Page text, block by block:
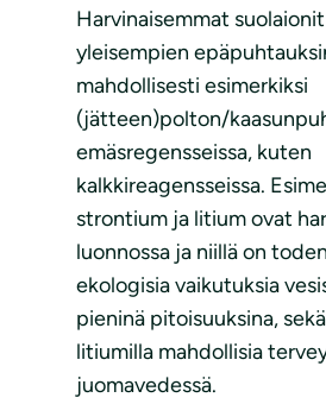
Harvinaisemmat
yleisempien
mahdollisesti esimerkiksi
(jätteen)polton/
emäsregensseissa, kuten
kalkkireagensseissa.
strontium ja litium ovat
luonnossa ja niillä on
ekologisia vaikutuksia
pieninä pitoisuuksina,
litiumilla mahdollisia
juomavedessä.